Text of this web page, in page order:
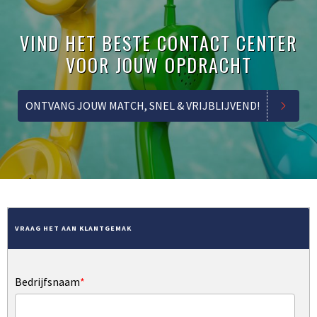
VIND HET BESTE CONTACT CENTER
VOOR JOUW OPDRACHT
ONTVANG JOUW MATCH, SNEL & VRIJBLIJVEND!
VRAAG HET AAN KLANTGEMAK
Bedrijfsnaam*